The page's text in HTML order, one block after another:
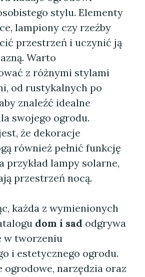
stylu. Elementy
lampiony czy rzeźby
przestrzeń i uczynić ją
Warto
z różnymi stylami
od rustykalnych po
znaleźć idealne
swojego ogrodu.
że dekoracje
również pełnić funkcję
przykład lampy solarne,
przestrzeń nocą.
każda z wymienionych
dom i sad odgrywa
w tworzeniu
i estetycznego ogrodu.
ogrodowe, narzędzia oraz